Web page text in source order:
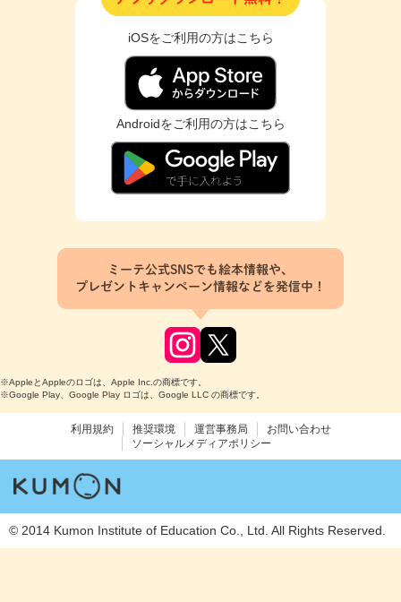
iOSをご利用の方はこちら
Androidをご利用の方はこちら
ミーテ公式SNSでも絵本情報や、
プレゼントキャンペーン情報などを発信中！
※AppleとAppleのロゴは、Apple Inc.の商標です。
※Google Play、Google Play ロゴは、Google LLC の商標です。
利用規約 推奨環境 運営事務局
お問い合わせ
ソーシャルメディアポリシー
© 2014 Kumon Institute of Education Co., Ltd. All Rights Reserved.